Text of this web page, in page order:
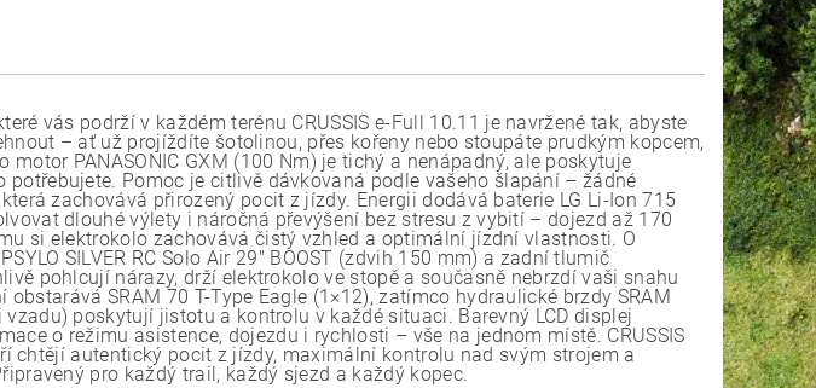
vás podrží v každém terénu CRUSSIS e-Full 10.11 je navržené tak, abyste
– ať už projíždíte šotolinou, přes kořeny nebo stoupáte prudkým kopcem,
PANASONIC GXM (100 Nm) je tichý a nenápadný, ale poskytuje
potřebujete. Pomoc je citlivě dávkovaná podle vašeho šlapání – žádné
zachovává přirozený pocit z jízdy. Energii dodává baterie LG Li-Ion 715
dlouhé výlety i náročná převýšení bez stresu z vybití – dojezd až 170
si elektrokolo zachovává čistý vzhled a optimální jízdní vlastnosti. O
SILVER RC Solo Air 29" BOOST (zdvih 150 mm) a zadní tlumič
pohlcují nárazy, drží elektrokolo ve stopě a současně nebrzdí vaši snahu
SRAM 70 T-Type Eagle (1×12), zatímco hydraulické brzdy SRAM
poskytují jistotu a kontrolu v každé situaci. Barevný LCD displej
o režimu asistence, dojezdu i rychlosti – vše na jednom místě. CRUSSIS
chtějí autentický pocit z jízdy, maximální kontrolu nad svým strojem a
pro každý trail, každý sjezd a každý kopec.